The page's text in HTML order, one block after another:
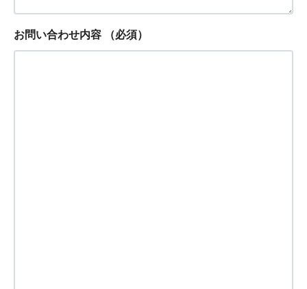
お問い合わせ内容 （必須）